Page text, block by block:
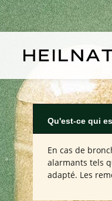
au contenu principal
Passer à la navigation
Qu'est-ce qui
En cas de
alarmants tels
adapté. Les